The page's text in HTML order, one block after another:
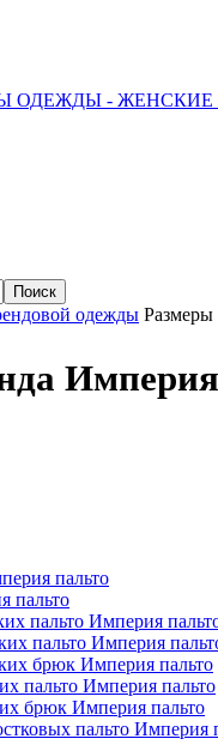
ОДЕЖДЫ -
одежды Размеры
пальто
пальто
пальто Империя
пальто Империя
брюк Империя пальто
пальто Империя пальто
брюк Империя пальто
пальто Империя